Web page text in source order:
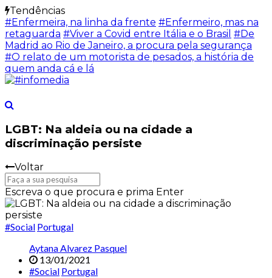
Tendências
#Enfermeira, na linha da frente #Enfermeiro, mas na
retaguarda #Viver a Covid entre Itália e o Brasil #De
Madrid ao Rio de Janeiro, a procura pela segurança
#O relato de um motorista de pesados, a história de
quem anda cá e lá
LGBT: Na aldeia ou na cidade a
discriminação persiste
Voltar
Escreva o que procura e prima Enter
#Social Portugal
Aytana Alvarez Pasquel
13/01/2021
#Social Portugal